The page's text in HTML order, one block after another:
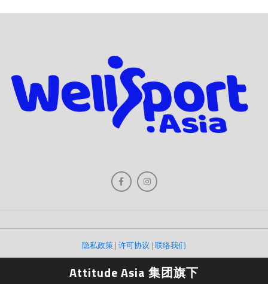
隐私政策 | 许可协议 | 联络我们
Attitude Asia 集团旗下